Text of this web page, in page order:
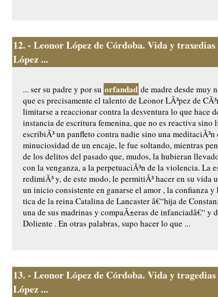
12. - Leonor López de Córdoba. Vida y
López ...
... ser su padre y por su orfandad de madre desde muy
que es precisamente el talento de Leonor LÃ³pez de
limitarse a reaccionar contra la desventura lo que hace
instancia de escritura femenina, que no es reactiva sino
escribiÃ³ un panfleto contra nadie sino una meditaciÃ³n
minuciosidad de un encaje, le fue soltando, mientras
de los delitos del pasado que, mudos, la hubieran
con la venganza, a la perpetuaciÃ³n de la violencia. La
redimiÃ³ y, de este modo, le permitiÃ³ hacer en su vida
un inicio consistente en ganarse el amor , la confianza
tica de la reina Catalina de Lancaster â€“hija de
una de sus madrinas y compaÃ±eras de infanciadâ€“ y
Doliente . En otras palabras, supo hacer lo que ...
13. - Leonor López de Córdoba. Vida y
López ...